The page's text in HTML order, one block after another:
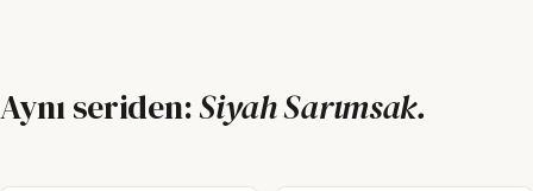
Aynı seriden:Siyah Sarımsak.